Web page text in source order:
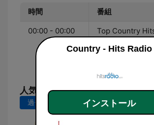
時間 番組
00:00 - 00:00
Top Country
interruptions -
人気の曲
過去7日間 過去30日間
Country - Hits Radio
インストール